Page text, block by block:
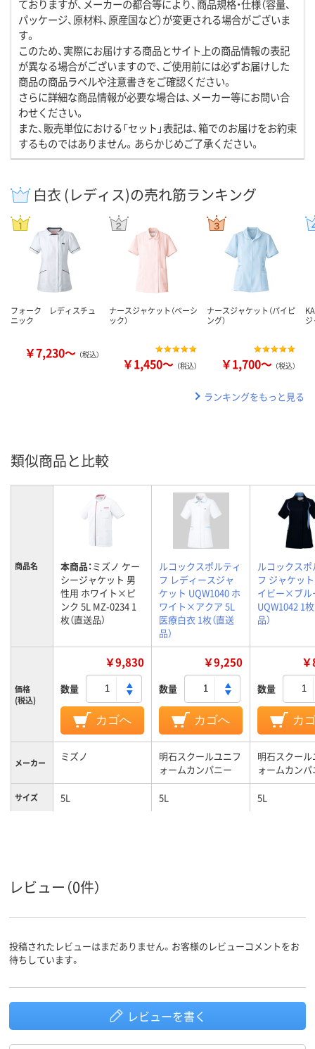
ておりますが、メーカーの都合等により、商品規格・仕様（容量、
パッケージ、原材料、原産国など）が変更される場合がございま
す。
このため、実際にお届けする商品とサイト上の商品情報の表記
が異なる場合がございますので、ご使用前には必ずお届けした
商品の商品ラベルや注意書きをご確認ください。
さらに詳細な商品情報が必要な場合は、メーカー等にお問い合
わせください。
また、販売単位における「セット」表記は、箱でのお届けをお約束
するものではありません。あらかじめご了承ください。
白衣 (レディス)の売れ筋ランキング
フォーク レディスチュ
ニック
￥7,230～ （税込）
ナースジャケット（ベーシ
ック）
￥1,450～ （税込）
ナースジャケット（パイピ
ング）
￥1,700～ （税込）
ランキングをもっと見る
類似商品と比較
商品名 本商品：ミズノ ケー
シージャケット 男
性用 ホワイト×ピ
ンク 5L MZ-0234 1
枚（直送品）
ルコックスポルティ
フ レディースジャ
ケット UQW1040 ホ
ワイト×アクア 5L
医療白衣 1枚（直送
品）
ルコックス
フ ジャケッ
イビー×ブル
UQW1042 1枚
品）
価格
(税込)
￥9,830
数量
カゴへ
￥9,250
数量
カゴへ
数量
カ
メーカー ミズノ
明石スクールユニフ
ォームカンパニー
明石スクー
ォームカンパ
サイズ 5L 5L 5L
レビュー（0件）
投稿されたレビューはまだありません。お客様のレビューコメントをお
待ちしています。
レビューを書く